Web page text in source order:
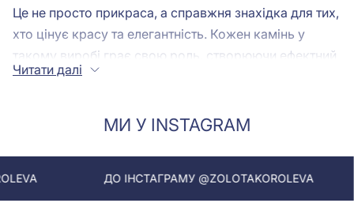
Це не просто прикраса, а справжня знахідка для тих,
хто цінує красу та елегантність. Кожен камінь у
такому виробі грає свою роль, створюючи ефектний
блиск та гру світла.
стануть розкішним аксесуаром для важливого
чудовим подарунком для коханої людини або
самовираженням вашої унікальної натури.
Читати далі
МИ У INSTAGRAM
ДО ІНСТАГРАМУ @ZOLOTAKOROLEVA ДО